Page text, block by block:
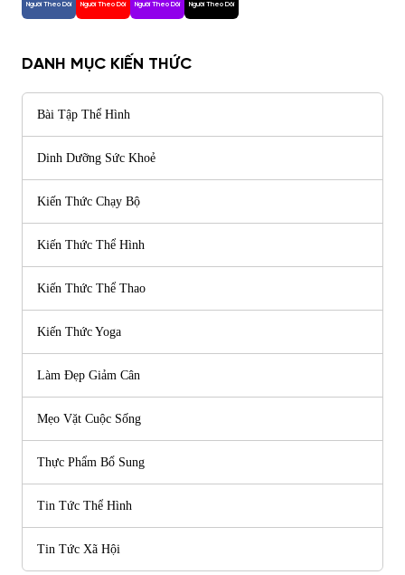
Người Theo Dõi Người Theo Dõi Người Theo Dõi Người Theo Dõi
DANH MỤC KIẾN THỨC
Bài Tập Thể Hình
Dinh Dưỡng Sức Khoẻ
Kiến Thức Chạy Bộ
Kiến Thức Thể Hình
Kiến Thức Thể Thao
Kiến Thức Yoga
Làm Đẹp Giảm Cân
Mẹo Vặt Cuộc Sống
Thực Phẩm Bổ Sung
Tin Tức Thể Hình
Tin Tức Xã Hội